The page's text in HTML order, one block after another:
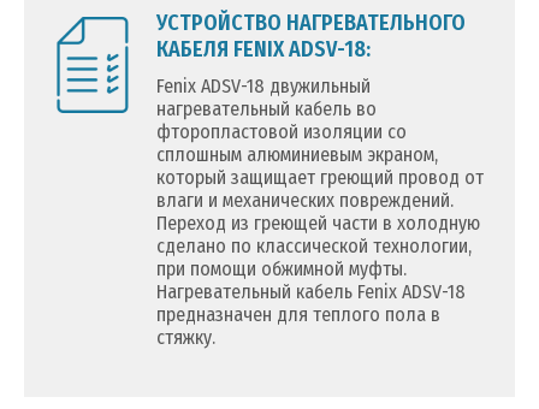
УСТРОЙСТВО НАГРЕВАТЕЛЬНОГО
КАБЕЛЯ FENIX ADSV-18:
Fenix ADSV-18 двужильный
нагревательный кабель во
фторопластовой изоляции со
сплошным алюминиевым экраном,
который защищает греющий провод от
влаги и механических повреждений.
Переход из греющей части в холодную
сделано по классической технологии,
при помощи обжимной муфты.
Нагревательный кабель Fenix ADSV-18
предназначен для теплого пола в
стяжку.